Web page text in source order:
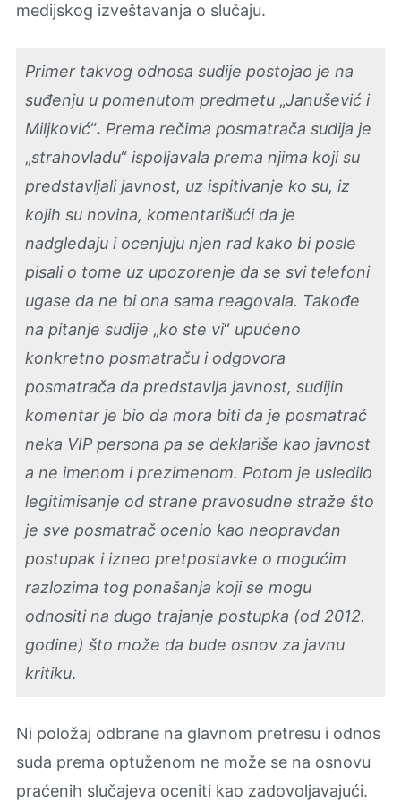
medijskog izveštavanja o slučaju.
Primer takvog odnosa sudije postojao je na
suđenju u pomenutom predmetu „Janušević i
Miljković“. Prema rečima posmatrača sudija je
„strahovladu“ ispoljavala prema njima koji su
predstavljali javnost, uz ispitivanje ko su, iz
kojih su novina, komentarišući da je
nadgledaju i ocenjuju njen rad kako bi posle
pisali o tome uz upozorenje da se svi telefoni
ugase da ne bi ona sama reagovala. Takođe
na pitanje sudije „ko ste vi“ upućeno
konkretno posmatraču i odgovora
posmatrača da predstavlja javnost, sudijin
komentar je bio da mora biti da je posmatrač
neka VIP persona pa se deklariše kao javnost
a ne imenom i prezimenom. Potom je usledilo
legitimisanje od strane pravosudne straže što
je sve posmatrač ocenio kao neopravdan
postupak i izneo pretpostavke o mogućim
razlozima tog ponašanja koji se mogu
odnositi na dugo trajanje postupka (od 2012.
godine) što može da bude osnov za javnu
kritiku.
Ni položaj odbrane na glavnom pretresu i odnos
suda prema optuženom ne može se na osnovu
praćenih slučajeva oceniti kao zadovoljavajući.